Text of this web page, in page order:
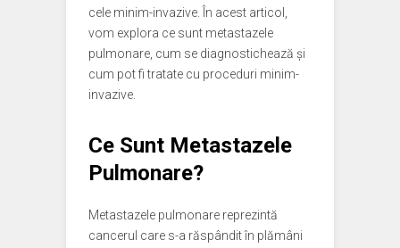
cele minim-invazive. În acest articol,
vom explora ce sunt metastazele
pulmonare, cum se diagnostichează și
cum pot fi tratate cu proceduri minim-
invazive.
Ce Sunt Metastazele
Pulmonare?
Metastazele pulmonare reprezintă
cancerul care s-a răspândit în plămâni